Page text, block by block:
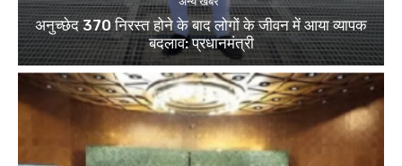
अनुच्छेद 370 निरस्त होने के बाद लोगों के जीवन में आया व्यापक
बदलाव: प्रधानमंत्री